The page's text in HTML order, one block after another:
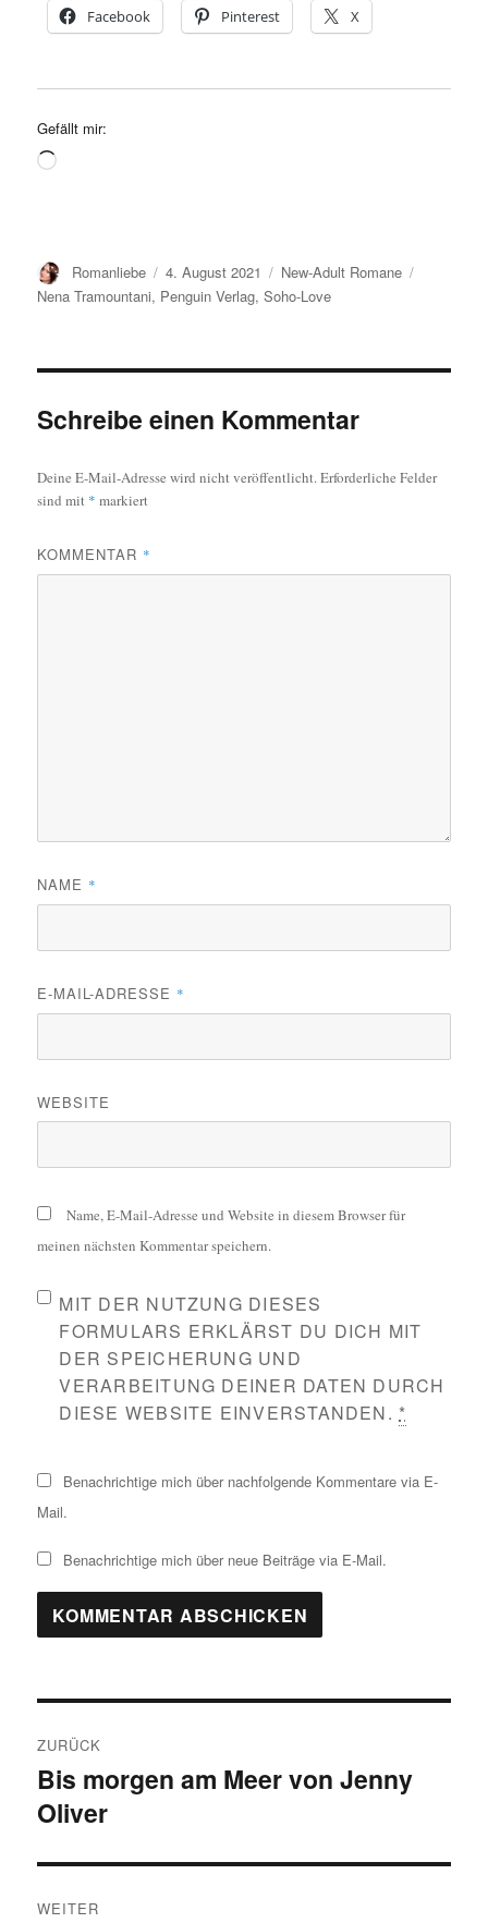
Facebook Pinterest X
Gefällt mir:
Wird
Autor
Romanliebe
Veröffentlicht
am
4. August 2021 Kategorien
New-Adult Romane
Nena Tramountani, Penguin Verlag,Soho-Love
Schreibe einen Kommentar
Deine E-Mail-Adresse wird nicht veröffentlicht.Erforderliche Felder
sind mit * markiert
KOMMENTAR *
NAME *
E-MAIL-ADRESSE *
WEBSITE
Name, E-Mail-Adresse und Website in diesem Browser für
meinen nächsten Kommentar speichern.
MIT DER NUTZUNG DIESES
FORMULARS ERKLÄRST DU DICH MIT
DER SPEICHERUNG UND
VERARBEITUNG DEINER DATEN DURCH
DIESE WEBSITE EINVERSTANDEN. *
Benachrichtige mich über nachfolgende Kommentare via E-
Mail.
Benachrichtige mich über neue Beiträge via E-Mail.
ZURÜCK
Vorheriger
Beitrag:
Bis morgen am Meer von Jenny
Oliver
WEITER